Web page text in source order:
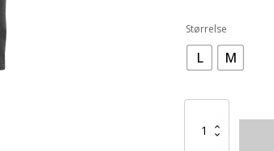
Størrelse
L M
Sports